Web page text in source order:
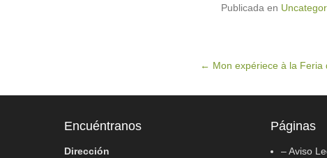
Publicada en
Navegación de entradas
← Mon expériece à la Feria
Encuéntranos
Dirección
Páginas
– Aviso